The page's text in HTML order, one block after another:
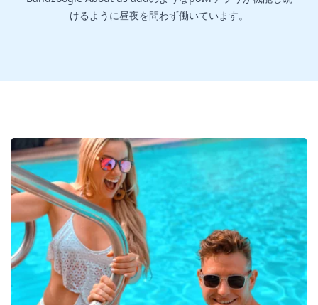
けるように昼夜を問わず働いています。